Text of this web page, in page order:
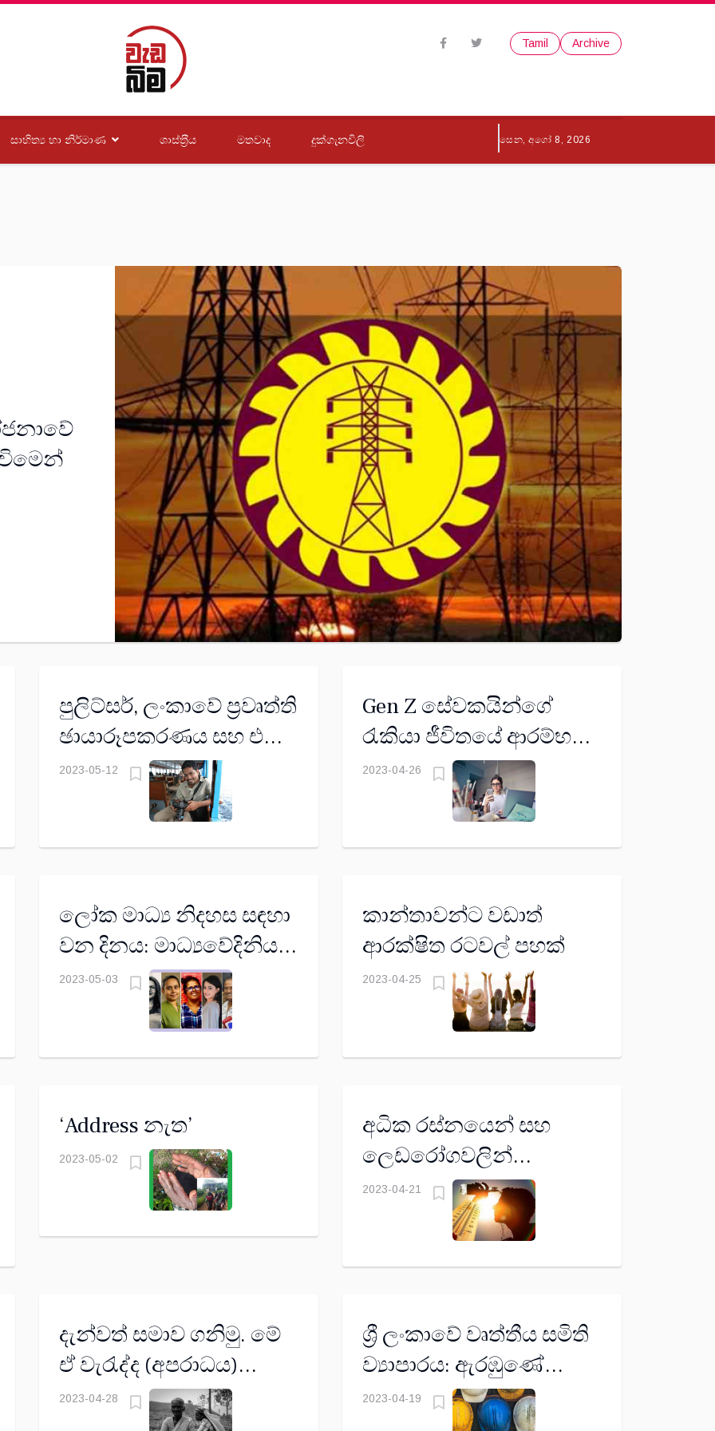
Tamil Archive
සාහිත්‍ය හා නිර්මාණ ශාස්ත‍්‍රීය මතවාද දුක්ගැනවිලි සෙන, අගෝ 8, 2026
පුලිට්සර්, ලංකාවේ ප්‍රවෘත්ති
ඡායාරූපකරණය සහ එරංග
ජයවර්ධන
2023-05-12
Gen Z සේවකයින්ගේ
රැකියා ජීවිතයේ ආරම්භයම
ඔවුනට අවාසිදායක ඇයි?
2023-04-26
ලෝක මාධ්‍ය නිදහස සඳහා
වන දිනය: මාධ්‍යවේදිනියන්
මුහුණ දෙන සැබෑ
අභියෝග මොනවා ද?
2023-05-03
කාන්තාවන්ට වඩාත්
ආරක්ෂිත රටවල් පහක්
2023-04-25
‘Address නැත’
2023-05-02
අධික රස්නයෙන් සහ
ලෙඩරෝගවලින්
ගැලවෙන්නේ
කොහොමද?
2023-04-21
දැන්වත් සමාව ගනිමු. මේ
ඒ වැරැද්ද (අපරාධය)
නිවැරදි කිරීම ඇරඹීමට
2023-04-28
ශ්‍රී ලංකාවේ වෘත්තීය සමිති
ව්‍යාපාරය: ඇරඹුණේ
කොහොමද?
2023-04-19